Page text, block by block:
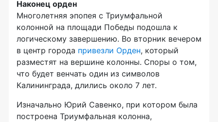
Наконец орден
Многолетняя эпопея с Триумфальной
колонной на площади Победы подошла к
логическому завершению. Во вторник вечером
в центр города привезли Орден, который
разместят на вершине колонны. Споры о том,
что будет венчать один из символов
Калининграда, длились около 7 лет.
Изначально Юрий Савенко, при котором была
построена Триумфальная колонна,